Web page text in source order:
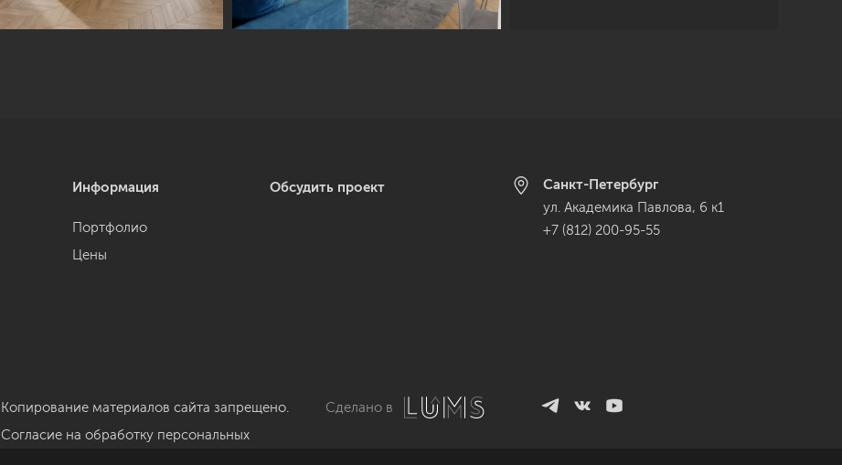
Информация
Портфолио
Цены
Обсудить проект
Санкт-Петербург
ул. Академика Павлова, 6 к1
+7 (812) 200-95-55
Копирование материалов сайта запрещено.
Согласие на обработку персональных
Сделано в